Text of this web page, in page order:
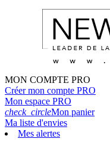
MON COMPTE PRO
Créer mon compte PRO
Mon espace PRO
check_circleMon panier
Ma liste d'envies
Mes alertes